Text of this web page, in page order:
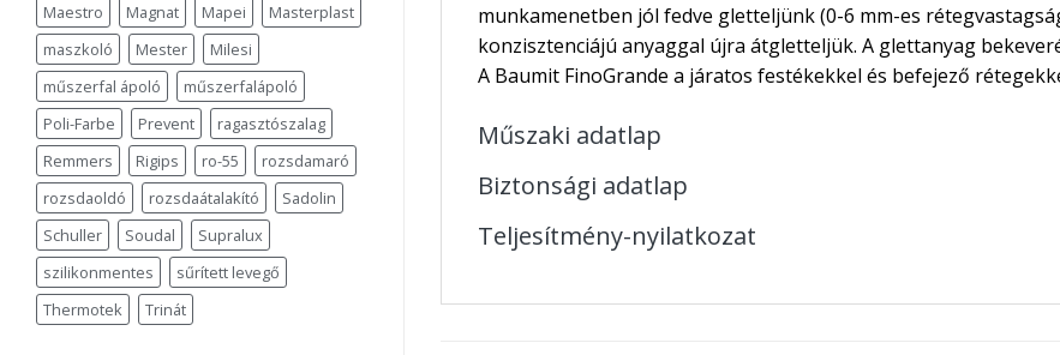
Maestro
Magnat Mapei
Masterplast
maszkoló
Mester
Milesi
műszerfal ápoló
műszerfalápoló
Poli-Farbe
Prevent
ragasztószalag
Remmers
Rigips ro-55
rozsdamaró
rozsdaoldó
rozsdaátalakító
Sadolin
Schuller
Soudal
Supralux
szilikonmentes
sűrített levegő
Thermotek
Trinát
munkamenetben jól fedve gletteljünk (0-6 mm-es
konzisztenciájú anyaggal újra átgletteljük. A glettanyag
A Baumit FinoGrande a járatos festékekkel és befejező
Műszaki adatlap
Biztonsági adatlap
Teljesítmény-nyilatkozat